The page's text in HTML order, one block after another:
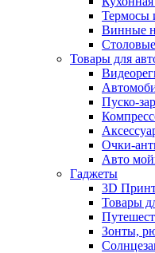
Термосы
Винные
Товары для
Пуско-
Очки-
Авто
Гаджеты
3D
Товары
Зонты,